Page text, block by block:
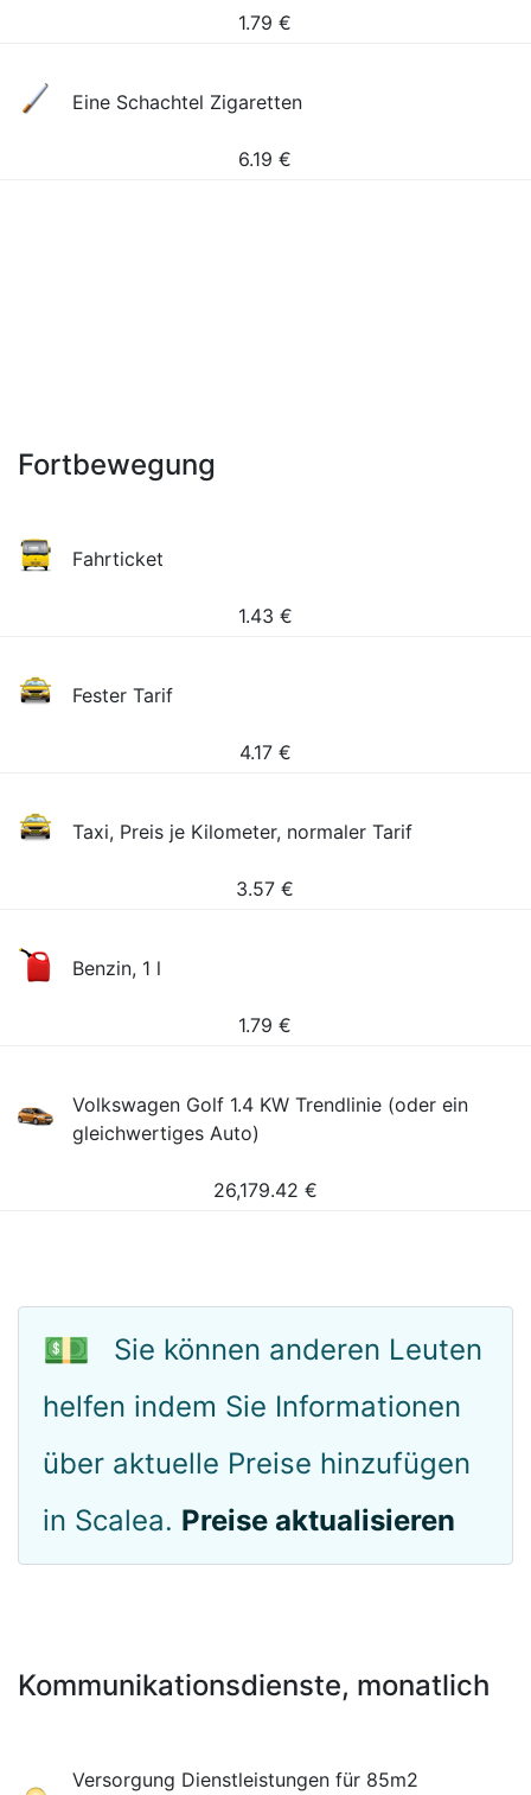
1.79 €
Eine Schachtel Zigaretten
6.19 €
Fortbewegung
Fahrticket
1.43 €
Fester Tarif
4.17 €
Taxi, Preis je Kilometer, normaler Tarif
3.57 €
Benzin, 1 l
1.79 €
Volkswagen Golf 1.4 KW Trendlinie (oder ein
gleichwertiges Auto)
26,179.42 €
💵
Sie können anderen Leuten
helfen indem Sie Informationen
über aktuelle Preise hinzufügen
in Scalea. Preise aktualisieren
Kommunikationsdienste, monatlich
Versorgung Dienstleistungen für 85m2